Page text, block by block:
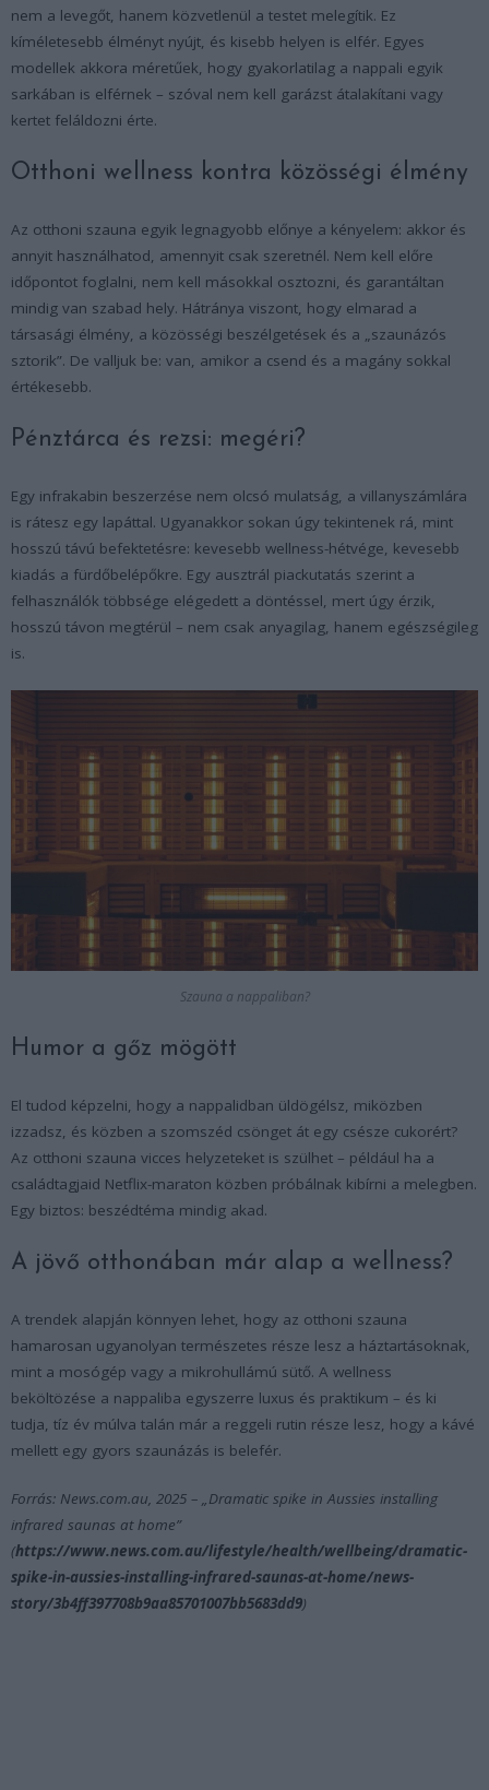
nem a levegőt, hanem közvetlenül a testet melegítik. Ez
kíméletesebb élményt nyújt, és kisebb helyen is elfér. Egyes
modellek akkora méretűek, hogy gyakorlatilag a nappali egyik
sarkában is elférnek – szóval nem kell garázst átalakítani vagy
kertet feláldozni érte.
Otthoni wellness kontra közösségi élmény
Az otthoni szauna egyik legnagyobb előnye a kényelem: akkor és
annyit használhatod, amennyit csak szeretnél. Nem kell előre
időpontot foglalni, nem kell másokkal osztozni, és garantáltan
mindig van szabad hely. Hátránya viszont, hogy elmarad a
társasági élmény, a közösségi beszélgetések és a „szaunázós
sztorik”. De valljuk be: van, amikor a csend és a magány sokkal
értékesebb.
Pénztárca és rezsi: megéri?
Egy infrakabin beszerzése nem olcsó mulatság, a villanyszámlára
is rátesz egy lapáttal. Ugyanakkor sokan úgy tekintenek rá, mint
hosszú távú befektetésre: kevesebb wellness-hétvége, kevesebb
kiadás a fürdőbelépőkre. Egy ausztrál piackutatás szerint a
felhasználók többsége elégedett a döntéssel, mert úgy érzik,
hosszú távon megtérül – nem csak anyagilag, hanem egészségileg
is.
Szauna a nappaliban?
Humor a gőz mögött
El tudod képzelni, hogy a nappalidban üldögélsz, miközben
izzadsz, és közben a szomszéd csönget át egy csésze cukorért?
Az otthoni szauna vicces helyzeteket is szülhet – például ha a
családtagjaid Netflix-maraton közben próbálnak kibírni a melegben.
Egy biztos: beszédtéma mindig akad.
A jövő otthonában már alap a wellness?
A trendek alapján könnyen lehet, hogy az otthoni szauna
hamarosan ugyanolyan természetes része lesz a háztartásoknak,
mint a mosógép vagy a mikrohullámú sütő. A wellness
beköltözése a nappaliba egyszerre luxus és praktikum – és ki
tudja, tíz év múlva talán már a reggeli rutin része lesz, hogy a kávé
mellett egy gyors szaunázás is belefér.
Forrás: News.com.au, 2025 – „Dramatic spike in Aussies installing
infrared saunas at home”
(https://www.news.com.au/lifestyle/health/wellbeing/dramatic-
spike-in-aussies-installing-infrared-saunas-at-home/news-
story/3b4ff397708b9aa85701007bb5683dd9)